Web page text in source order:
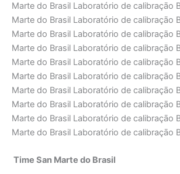
Marte do Brasil Laboratório de calibraçāo
Marte do Brasil Laboratório de calibraçāo
Marte do Brasil Laboratório de calibraçāo
Marte do Brasil Laboratório de calibraçāo
Marte do Brasil Laboratório de calibraçāo
Marte do Brasil Laboratório de calibraçāo
Marte do Brasil Laboratório de calibraçāo
Marte do Brasil Laboratório de calibraçāo
Marte do Brasil Laboratório de calibraçāo
Marte do Brasil Laboratório de calibraçāo
Time San Marte do Brasil